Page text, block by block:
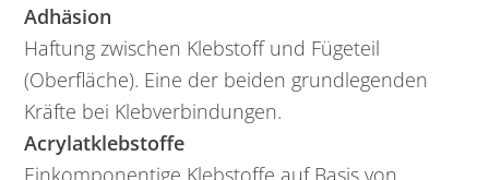
Adhäsion
Haftung zwischen Klebstoff und Fügeteil
(Oberfläche). Eine der beiden grundlegenden
Kräfte bei Klebverbindungen.
Acrylatklebstoffe